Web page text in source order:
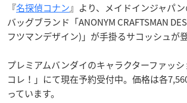
『名探偵コナン』より、メイドインジャパ
バッグブランド「ANONYM CRAFTSMAN
フツマンデザイン)」が手掛るサコッシュが
プレミアムバンダイのキャラクターファッ
コレ！」にて現在予約受付中。価格は各
っています。